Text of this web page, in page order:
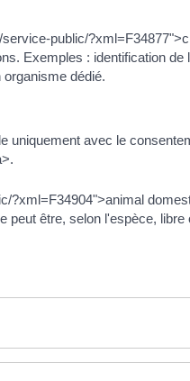
public/
Exemples : identification de
dédié.
uniquement avec le
être, selon l'espèce,